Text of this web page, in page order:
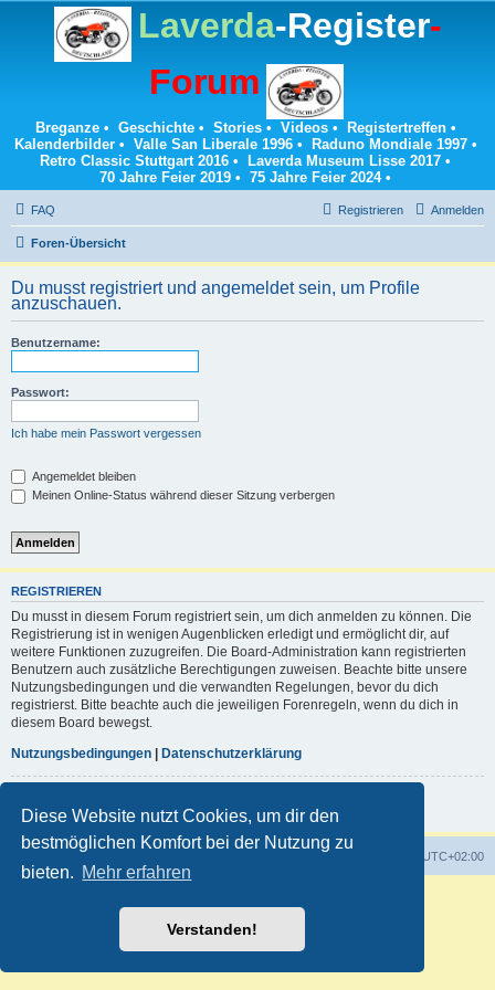
Diese Website nutzt Cookies, um dir den
bestmöglichen Komfort bei der Nutzung zu
bieten. Mehr erfahren
Verstanden!
Laverda-Register-
Forum
Breganze• Geschichte• Stories• Videos• Registertreffen•
Kalenderbilder• Valle San Liberale 1996• Raduno Mondiale 1997•
Retro Classic Stuttgart 2016 • Laverda Museum Lisse 2017 •
70 Jahre Feier 2019 • 75 Jahre Feier 2024•
FAQ Anmelden
Registrieren
Foren-Übersicht
Du musst registriert und angemeldet sein, um Profile
anzuschauen.
Benutzername:
Passwort:
Ich habe mein Passwort vergessen
Angemeldet bleiben
Meinen Online-Status während dieser Sitzung verbergen
REGISTRIEREN
Du musst in diesem Forum registriert sein, um dich anmelden zu können. Die
Registrierung ist in wenigen Augenblicken erledigt und ermöglicht dir, auf
weitere Funktionen zuzugreifen. Die Board-Administration kann registrierten
Benutzern auch zusätzliche Berechtigungen zuweisen. Beachte bitte unsere
Nutzungsbedingungen und die verwandten Regelungen, bevor du dich
registrierst. Bitte beachte auch die jeweiligen Forenregeln, wenn du dich in
diesem Board bewegst.
Nutzungsbedingungen
Datenschutzerklärung
UTC+02:00
Customized by